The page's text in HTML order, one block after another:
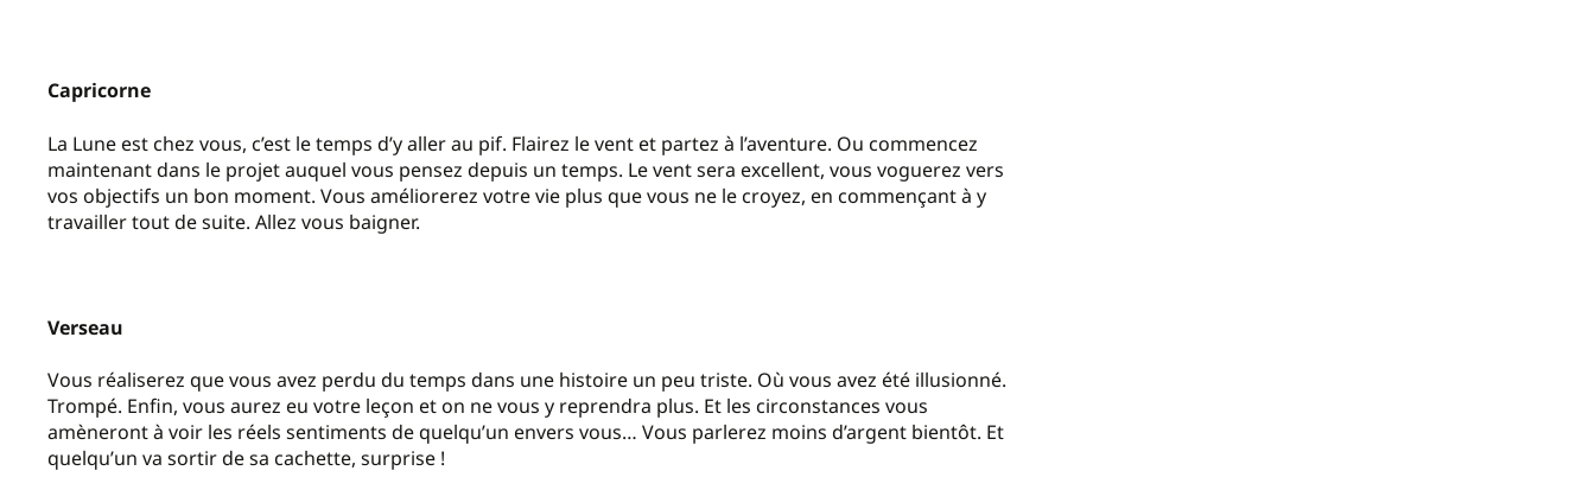
Capricorne
La Lune est chez vous, c’est le temps d’y aller au pif. Flairez le vent et partez à l’aventure. Ou commencez
maintenant dans le projet auquel vous pensez depuis un temps. Le vent sera excellent, vous voguerez vers
vos objectifs un bon moment. Vous améliorerez votre vie plus que vous ne le croyez, en commençant à y
travailler tout de suite. Allez vous baigner.
Verseau
Vous réaliserez que vous avez perdu du temps dans une histoire un peu triste. Où vous avez été illusionné.
Trompé. Enfin, vous aurez eu votre leçon et on ne vous y reprendra plus. Et les circonstances vous
amèneront à voir les réels sentiments de quelqu’un envers vous… Vous parlerez moins d’argent bientôt. Et
quelqu’un va sortir de sa cachette, surprise !